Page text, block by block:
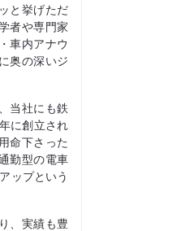
と挙げただ
者や専門家
車内アナウ
奥の深いジ
当社にも鉄
に創立され
命下さった
勤型の電車
ップという
、実績も豊